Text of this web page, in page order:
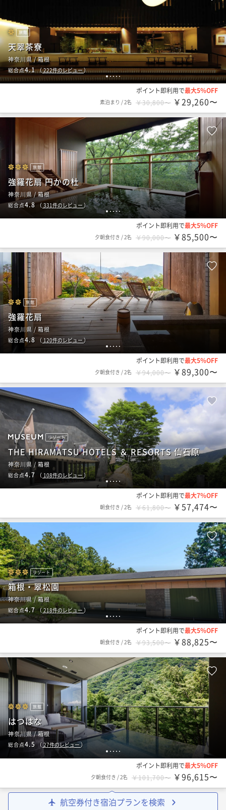
12345
旅館
天翠茶寮
神奈川県 / 箱根
総合点4.1（222件のレビュー）
ポイント即利用で最大5％OFF
素泊まり /2名 ￥30,800〜 ￥29,260〜
12345
旅館
強羅花扇 円かの杜
神奈川県 / 箱根
総合点4.8 （ 331件のレビュー ）
ポイント即利用で最大5％OFF
夕朝食付き /2名 ￥90,000〜 ￥85,500〜
1 2 3 4 5
旅館
強羅花扇
神奈川県 / 箱根
総合点4.8 （ 120件のレビュー）
ポイント即利用で最大5％OFF
夕朝食付き /2名 ￥94,000〜 ￥89,300〜
12 3 45
リゾート
THE HIRAMATSU HOTELS ＆ RESORTS 仙石原
神奈川県 / 箱根
総合点4.7 （ 108件のレビュー）
ポイント即利用で最大7％OFF
朝食付き /2名 ￥61,800〜 ￥57,474〜
1 2 3 4 5
リゾート
箱根・翠松園
神奈川県 / 箱根
総合点4.7（218件のレビュー ）
ポイント即利用で最大5％OFF
朝食付き /2名 ￥93,500〜 ￥88,825〜
1 2 3 4 5
旅館
はつはな
神奈川県 / 箱根
総合点4.5（ 27件のレビュー）
ポイント即利用で最大5％OFF
夕朝食付き /2名 ￥101,700〜 ￥96,615〜
航空券付き宿泊プランを検索